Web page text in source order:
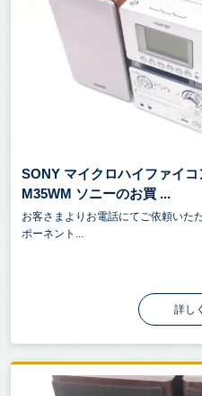
SONY マイクロハイファイ
M35WM ソニーのお買 ...
お客さまよりお電話にてご依頼いた
ポーネント...
詳し